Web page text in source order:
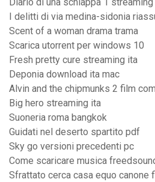
Diario di una schiappa 1
I delitti di via medina-sidonia
Scent of a woman drama trama
Scarica utorrent per windows 10
Fresh pretty cure streaming ita
Deponia download ita mac
Alvin and the chipmunks 2 film
Big hero streaming ita
Suoneria roma bangkok
Guidati nel deserto spartito pdf
Sky go versioni precedenti pc
Come scaricare musica
Sfrattato cerca casa equo canone